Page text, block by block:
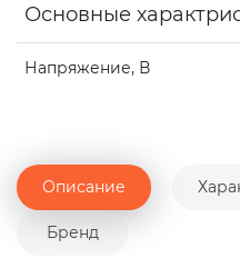
Основные
Напряжение, В
Описание
Бренд